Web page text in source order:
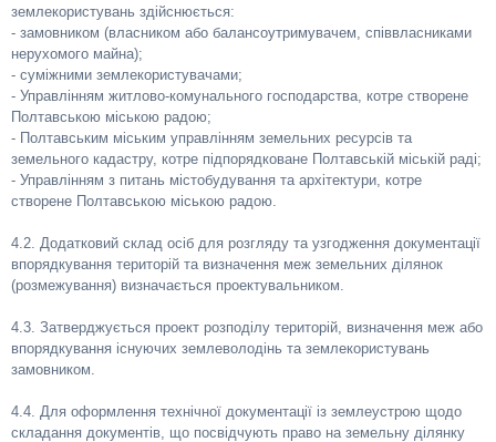
землекористувань здійснюється:
- замовником (власником або балансоутримувачем, співвласниками
нерухомого майна);
- суміжними землекористувачами;
- Управлінням житлово-комунального господарства, котре створене
Полтавською міською радою;
- Полтавським міським управлінням земельних ресурсів та
земельного кадастру, котре підпорядковане Полтавській міській раді;
- Управлінням з питань містобудування та архітектури, котре
створене Полтавською міською радою.
4.2. Додатковий склад осіб для розгляду та узгодження документації
впорядкування територій та визначення меж земельних ділянок
(розмежування) визначається проектувальником.
4.3. Затверджується проект розподілу територій, визначення меж або
впорядкування існуючих землеволодінь та землекористувань
замовником.
4.4. Для оформлення технічної документації із землеустрою щодо
складання документів, що посвідчують право на земельну ділянку